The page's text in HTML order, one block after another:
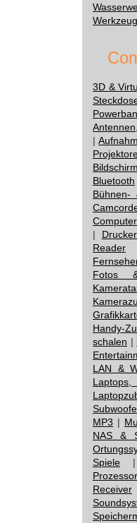
3D &
|
Bluetooth
Bühnen-
|
Reader
Fotos
Handy-
schalen |
LAN &
MP3 |
NAS &
Spiele
Receiver